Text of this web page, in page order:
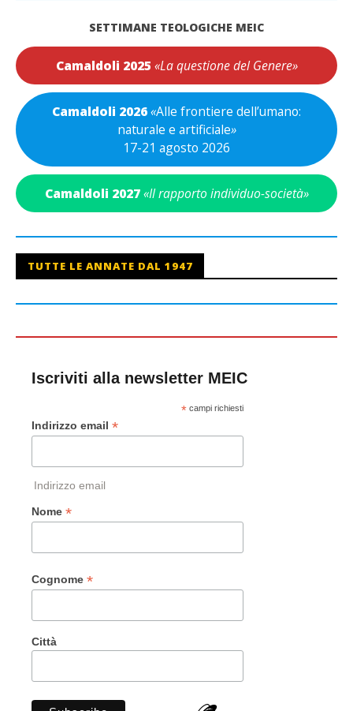
SETTIMANE TEOLOGICHE MEIC
Camaldoli 2025 «La questione del Genere»
Camaldoli 2026«Alle frontiere dell’umano:
naturale e artificiale»
17-21 agosto 2026
Camaldoli 2027 «Il rapporto individuo-società»
TUTTE LE ANNATE DAL 1947
Iscriviti alla newsletter MEIC
*campi richiesti
Indirizzo email *
Indirizzo email
Nome *
Cognome *
Città